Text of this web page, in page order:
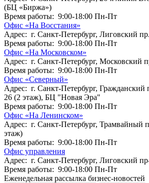
(БЦ «Биржа»)
Время работы: 9:00-18:00 Пн-Пт
Офис «На Восстания»
Адрес: г. Санкт-Петербург, Лиговский
Время работы: 9:00-18:00 Пн-Пт
Офис «На Московском»
Адрес: г. Санкт-Петербург, Московский
Время работы: 9:00-18:00 Пн-Пт
Офис «Северный»
Адрес: г. Санкт-Петербург, Гражданский
26 (2 этаж), БЦ "Новая Эра"
Время работы: 9:00-18:00 Пн-Пт
Офис «На Ленинском»
Адрес: г. Санкт-Петербург, Трамвайный
этаж)
Время работы: 9:00-18:00 Пн-Пт
Офис управления
Адрес: г. Санкт-Петербург, Лиговский
Время работы: 9:00-18:00 Пн-Пт
Еженедельная рассылка бизнес-новостей